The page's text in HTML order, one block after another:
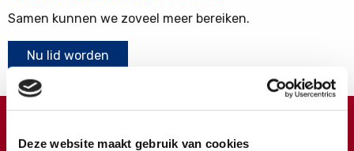
Deze website maakt gebruik van cookies
Samen kunnen we zoveel meer bereiken.
Nu lid worden
Doneren ?